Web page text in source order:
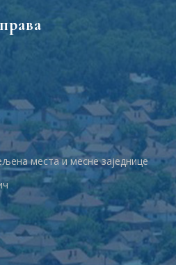
места и месне заједнице